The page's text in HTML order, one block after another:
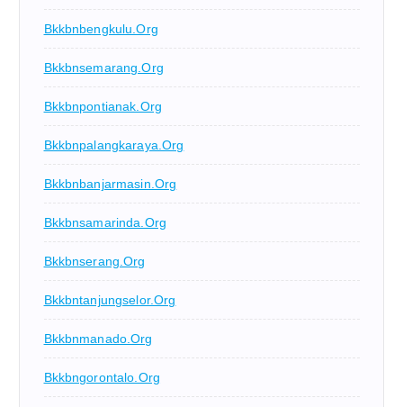
Bkkbnbengkulu.org
Bkkbnsemarang.org
Bkkbnpontianak.org
Bkkbnpalangkaraya.org
Bkkbnbanjarmasin.org
Bkkbnsamarinda.org
Bkkbnserang.org
Bkkbntanjungselor.org
Bkkbnmanado.org
Bkkbngorontalo.org